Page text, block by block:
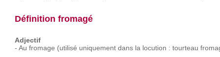
Définition fromagé
Adjectif
- Au fromage (utilisé uniquement dans la locution : tourteau